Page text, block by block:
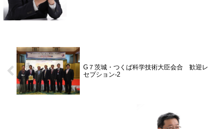
G７茨城・つくば科学技術大臣会合 歓迎レ
セプション-2